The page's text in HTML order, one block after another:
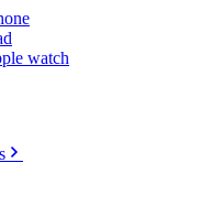
watch